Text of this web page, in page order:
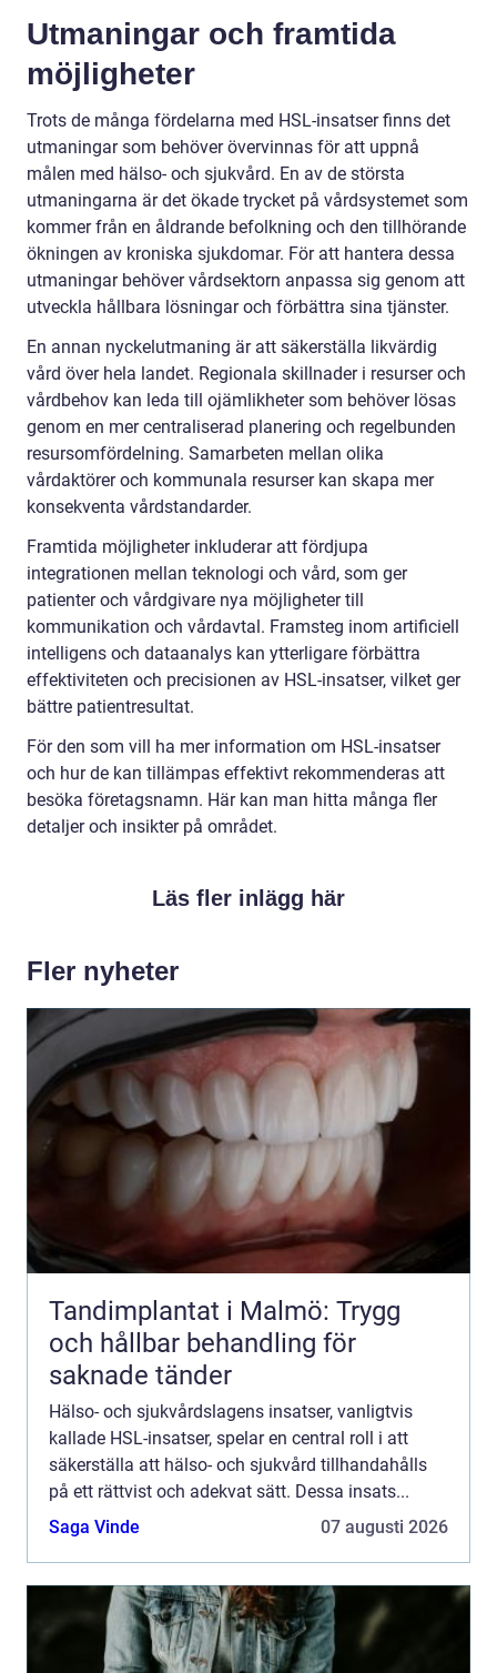
Utmaningar och framtida
möjligheter
Trots de många fördelarna med HSL-insatser finns det
utmaningar som behöver övervinnas för att uppnå
målen med hälso- och sjukvård. En av de största
utmaningarna är det ökade trycket på vårdsystemet som
kommer från en åldrande befolkning och den tillhörande
ökningen av kroniska sjukdomar. För att hantera dessa
utmaningar behöver vårdsektorn anpassa sig genom att
utveckla hållbara lösningar och förbättra sina tjänster.
En annan nyckelutmaning är att säkerställa likvärdig
vård över hela landet. Regionala skillnader i resurser och
vårdbehov kan leda till ojämlikheter som behöver lösas
genom en mer centraliserad planering och regelbunden
resursomfördelning. Samarbeten mellan olika
vårdaktörer och kommunala resurser kan skapa mer
konsekventa vårdstandarder.
Framtida möjligheter inkluderar att fördjupa
integrationen mellan teknologi och vård, som ger
patienter och vårdgivare nya möjligheter till
kommunikation och vårdavtal. Framsteg inom artificiell
intelligens och dataanalys kan ytterligare förbättra
effektiviteten och precisionen av HSL-insatser, vilket ger
bättre patientresultat.
För den som vill ha mer information om HSL-insatser
och hur de kan tillämpas effektivt rekommenderas att
besöka företagsnamn. Här kan man hitta många fler
detaljer och insikter på området.
Läs fler inlägg här
Fler nyheter
Tandimplantat i Malmö: Trygg
och hållbar behandling för
saknade tänder
Hälso- och sjukvårdslagens insatser, vanligtvis
kallade HSL-insatser, spelar en central roll i att
säkerställa att hälso- och sjukvård tillhandahålls
på ett rättvist och adekvat sätt. Dessa insats...
Saga Vinde
07 augusti 2026